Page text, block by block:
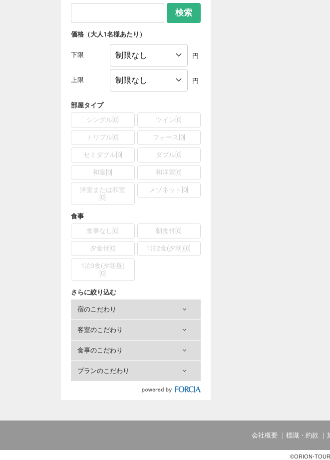
検索
価格（大人1名様あたり）
下限 円
上限 円
部屋タイプ
シングル 0 ツイン 0
トリプル 0 フォース 0]
セミダブル[ 0] ダブル 0
和室 0 和洋室 0
洋室または和室
0
メゾネット 0
食事
食事なし 0 朝食付 0
夕食付 0] 1泊2食(夕朝) 0
1泊3食(夕朝昼)
0
さらに絞り込む
宿のこだわり
客室のこだわり
食事のこだわり
プランのこだわり
会社概要 標識・約款
©ORION-